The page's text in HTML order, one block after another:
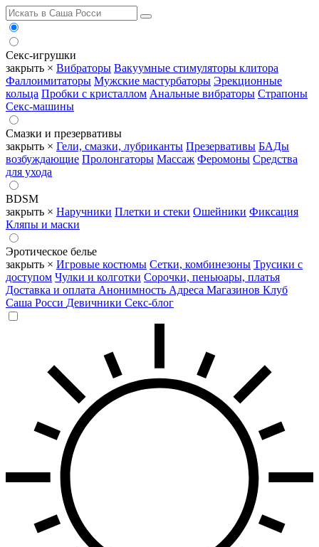
Секс-игрушки
закрыть × Вибраторы Вакуумные стимуляторы клитора
Фаллоимитаторы Мужские мастурбаторы Эрекционные
кольца Пробки с кристаллом Анальные вибраторы Страпоны
Секс-машины
Смазки и презервативы
закрыть × Гели, смазки, лубриканты Презервативы БАДы
возбуждающие Пролонгаторы Массаж Феромоны Средства
для ухода
BDSM
закрыть × Наручники Плетки и стеки Ошейники Фиксация
Кляпы и маски
Эротическое белье
закрыть × Игровые костюмы Сетки, комбинезоны Трусики с
доступом Чулки и колготки Сорочки, пеньюары, платья
Доставка и оплата Анонимность Адреса Магазинов Клуб
Саша Росси Девичники Секс-блог